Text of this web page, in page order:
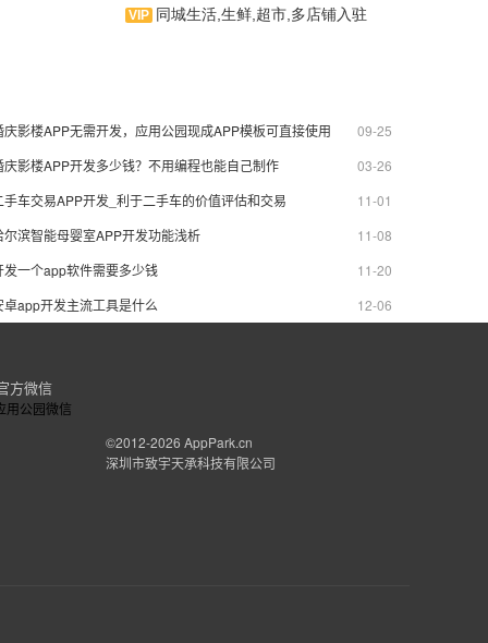
种类显示等功能，大程度上满足商
同城生活,生鲜,超市,多店铺入驻
庆影楼APP无需开发，应用公园现成APP模板可直接使用
09-25
庆影楼APP开发多少钱？不用编程也能自己制作
03-26
手车交易APP开发_利于二手车的价值评估和交易
11-01
尔滨智能母婴室APP开发功能浅析
11-08
发一个app软件需要多少钱
11-20
卓app开发主流工具是什么 12-06
方微信
©2012-2026 AppPark.cn
深圳市致宇天承科技有限公司